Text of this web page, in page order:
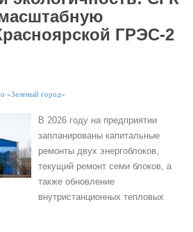
ГРЭС-2
«Зеленый город»
В 2026 году на предприятии
запланированы капитальные
ремонты двух энергоблоков,
текущий ремонт семи блоков, а
также обновление
внутристанционных тепловых